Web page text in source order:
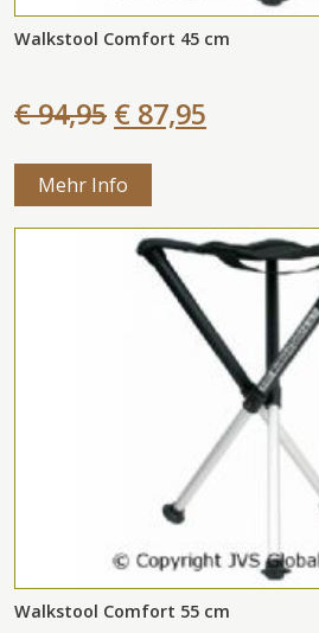
Walkstool Comfort 45 cm
€ 94,95 € 87,95
Mehr Info
Walkstool Comfort 55 cm